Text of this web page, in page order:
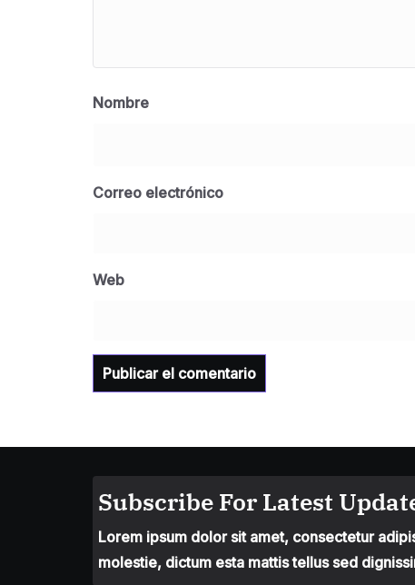
Nombre
Correo electrónico
Web
Subscribe For Latest
Lorem ipsum dolor sit amet, consectetur
molestie, dictum esta mattis tellus sed